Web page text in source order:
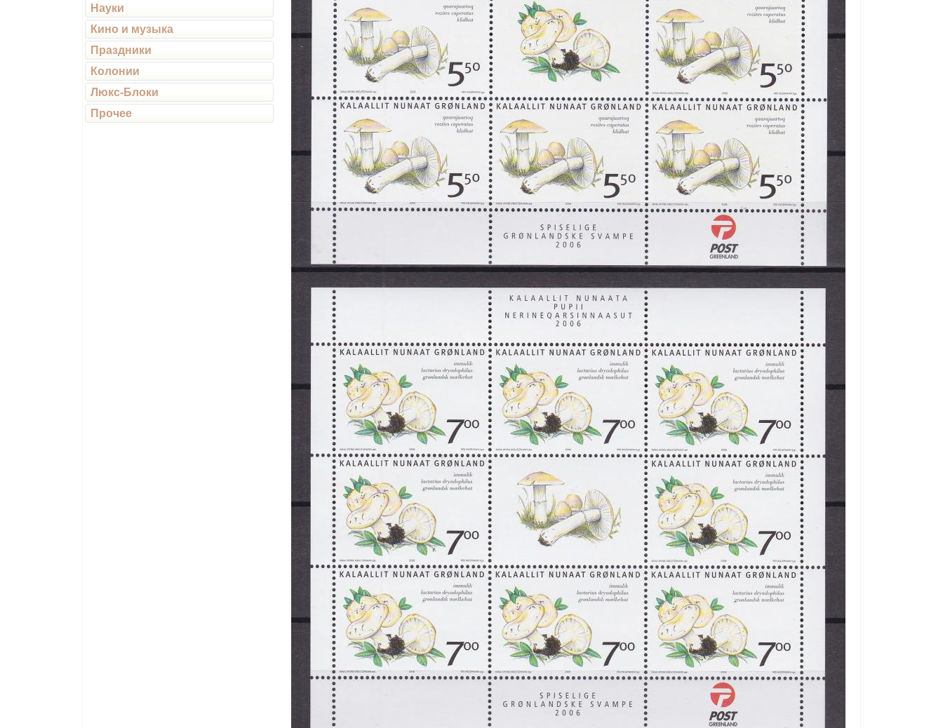
Науки
Кино и музыка
Праздники
Колонии
Люкс-Блоки
Прочее